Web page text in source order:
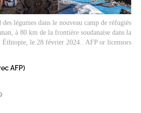
légumes dans le nouveau camp de réfugiés
à 80 km de la frontière soudanaise dans la
Éthiopie, le 28 février 2024.. AFP or licensors
AFP)